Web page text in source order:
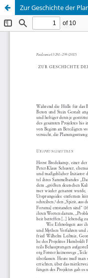
Zur Geschichte der